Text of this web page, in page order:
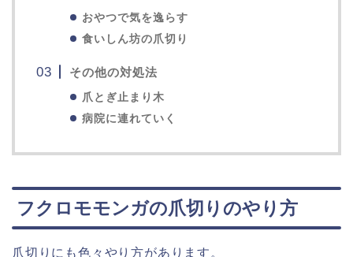
おやつで気を逸らす
食いしん坊の爪切り
その他の対処法
爪とぎ止まり木
病院に連れていく
フクロモモンガの爪切りのやり方
爪切りにも色々やり方があります。